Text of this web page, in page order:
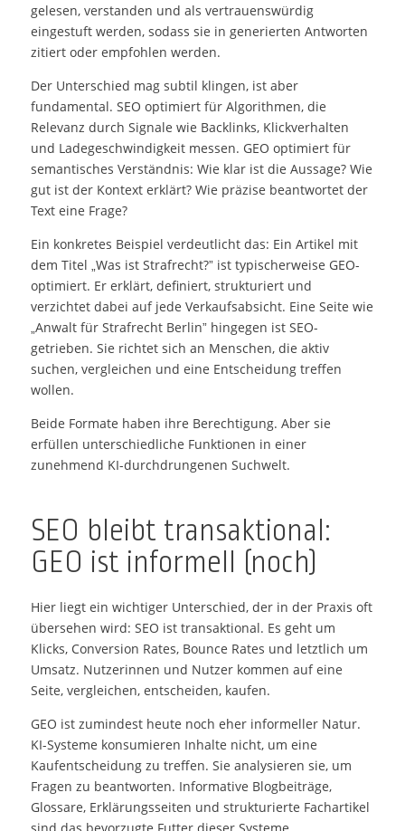
gelesen, verstanden und als vertrauenswürdig
eingestuft werden, sodass sie in generierten Antworten
zitiert oder empfohlen werden.
Der Unterschied mag subtil klingen, ist aber
fundamental. SEO optimiert für Algorithmen, die
Relevanz durch Signale wie Backlinks, Klickverhalten
und Ladegeschwindigkeit messen. GEO optimiert für
semantisches Verständnis: Wie klar ist die Aussage? Wie
gut ist der Kontext erklärt? Wie präzise beantwortet der
Text eine Frage?
Ein konkretes Beispiel verdeutlicht das: Ein Artikel mit
dem Titel „Was ist Strafrecht?” ist typischerweise GEO-
optimiert. Er erklärt, definiert, strukturiert und
verzichtet dabei auf jede Verkaufsabsicht. Eine Seite wie
„Anwalt für Strafrecht Berlin” hingegen ist SEO-
getrieben. Sie richtet sich an Menschen, die aktiv
suchen, vergleichen und eine Entscheidung treffen
wollen.
Beide Formate haben ihre Berechtigung. Aber sie
erfüllen unterschiedliche Funktionen in einer
zunehmend KI-durchdrungenen Suchwelt.
SEO bleibt transaktional:
GEO ist informell (noch)
Hier liegt ein wichtiger Unterschied, der in der Praxis oft
übersehen wird: SEO ist transaktional. Es geht um
Klicks, Conversion Rates, Bounce Rates und letztlich um
Umsatz. Nutzerinnen und Nutzer kommen auf eine
Seite, vergleichen, entscheiden, kaufen.
GEO ist zumindest heute noch eher informeller Natur.
KI-Systeme konsumieren Inhalte nicht, um eine
Kaufentscheidung zu treffen. Sie analysieren sie, um
Fragen zu beantworten. Informative Blogbeiträge,
Glossare, Erklärungsseiten und strukturierte Fachartikel